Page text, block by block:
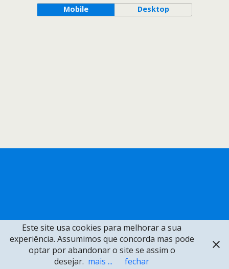
Mobile Desktop
Este site usa cookies para melhorar a sua
experiência. Assumimos que concorda mas pode
optar por abandonar o site se assim o
desejar. mais ... fechar